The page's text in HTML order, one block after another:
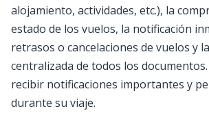
alojamiento, actividades, etc.), la
estado de los vuelos, la notificación
retrasos o cancelaciones de vuelos y
centralizada de todos los
recibir notificaciones importantes y
durante su viaje.